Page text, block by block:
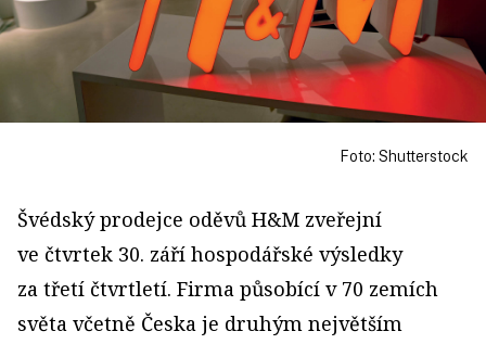
Foto: Shutterstock
Švédský prodejce oděvů H&M zveřejní
ve čtvrtek 30. září hospodářské výsledky
za třetí čtvrtletí. Firma působící v 70 zemích
světa včetně Česka je druhým největším